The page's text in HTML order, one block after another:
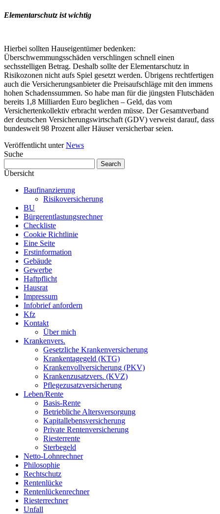
Elementarschutz ist wichtig
Hierbei sollten Hauseigentümer bedenken:
Überschwemmungsschäden verschlingen schnell einen
sechsstelligen Betrag. Deshalb sollte der Elementarschutz in
Risikozonen nicht aufs Spiel gesetzt werden. Übrigens rechtfertigen
auch die Versicherungsanbieter die Preisaufschläge mit den immens
hohen Schadenssummen. So habe man für die jüngsten Flutschäden
bereits 1,8 Milliarden Euro beglichen – Geld, das vom
Versichertenkollektiv erbracht werden müsse. Der Gesamtverband
der deutschen Versicherungswirtschaft (GDV) verweist darauf, dass
bundesweit 98 Prozent aller Häuser versicherbar seien.
Veröffentlicht unter News
Suche
Übersicht
Baufinanzierung
Risikoversicherung
BU
Bürgerentlastungsrechner
Checkliste
Cookie Richtlinie
Eine Seite
Erstinformation
Gebäude
Gewerbe
Haftpflicht
Hausrat
Impressum
Infobrief anfordern
Kfz
Kontakt
Über mich
Krankenvers.
Gesetzliche Krankenversicherung
Krankentagegeld (KTG)
Krankenvollversicherung (PKV)
Krankenzusatzvers. (KVZ)
Pflegezusatzversicherung
Leben/Rente
Basis-Rente
Betriebliche Altersversorgung
Kapitallebensversicherung
Private Rentenversicherung
Riesterrente
Sterbegeld
Netto-Lohnrechner
Philosophie
Rechtschutz
Rentenlücke
Rentenlückenrechner
Riesterrechner
Unfall